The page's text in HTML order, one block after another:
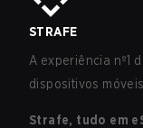
STRAFE
A experiência nº1
dispositivos móveis.
Strafe, tudo em